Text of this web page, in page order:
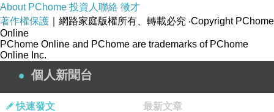
百萬生靈塗炭
無奈
這法缽
這雷峰塔
是我應得的果報
我無怨
About PChome 投資人聯絡 徵才
著作權保護 ｜網路家庭版權所有、轉載必究 ‧Copyright PChome
Online
PChome Online and PChome are trademarks of PChome
Online Inc.
個人新聞台
快速發文 最新文章